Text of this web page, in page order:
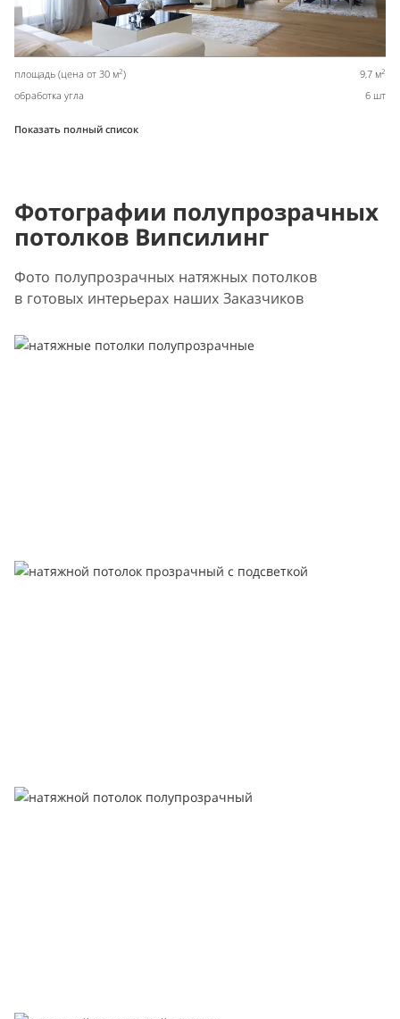
площадь (цена от 30 м2) 9,7 м2
обработка угла 6 шт
Показать полный список
Фотографии полупрозрачных
потолков Випсилинг
Фото полупрозрачных натяжных потолков
в готовых интерьерах наших Заказчиков